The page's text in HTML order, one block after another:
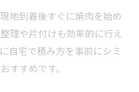
地到着後すぐに焼肉を始め
理や片付けも効率的に行え
自宅で積み方を事前にシミ
すすめです。